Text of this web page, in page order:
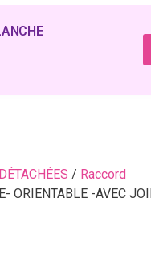
/ Raccord
ORIENTABLE -AVEC